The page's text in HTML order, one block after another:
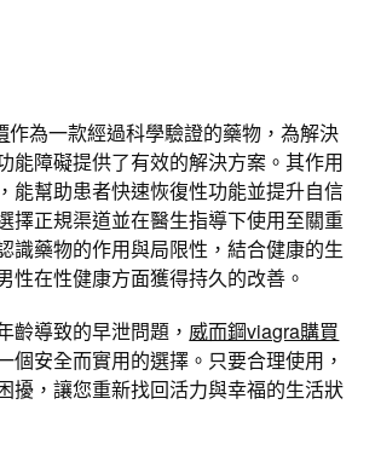
作為一款經過科學驗證的藥物，為解決
能障礙提供了有效的解決方案。其作用
能幫助患者快速恢復性功能並提升自信
擇正規渠道並在醫生指導下使用至關重
識藥物的作用與局限性，結合健康的生
性在性健康方面獲得持久的改善。
齡導致的早泄問題， 威而鋼viagra購買
個安全而實用的選擇。只要合理使用，
擾，讓您重新找回活力與幸福的生活狀